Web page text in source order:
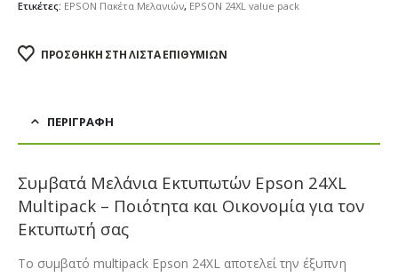
Ετικέτες: EPSON Πακέτα Μελανιών, EPSON 24XL value pack
ΠΡΟΣΘΉΚΗ ΣΤΗ ΛΊΣΤΑ ΕΠΙΘΥΜΙΏΝ
ΠΕΡΙΓΡΑΦΉ
Συμβατά Μελάνια Εκτυπωτών Epson 24XL
Multipack – Ποιότητα και Οικονομία για τον
Εκτυπωτή σας
Το συμβατό multipack Epson 24XL αποτελεί την έξυπνη